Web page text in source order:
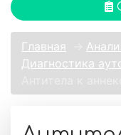
Главная
Диагностика